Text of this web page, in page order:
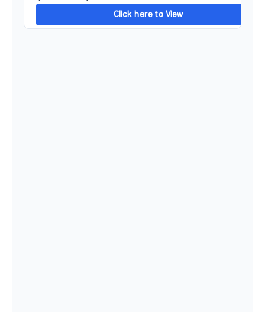
Click here to View